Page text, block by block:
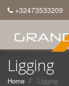
+32473533209
Ligging
Home Ligging